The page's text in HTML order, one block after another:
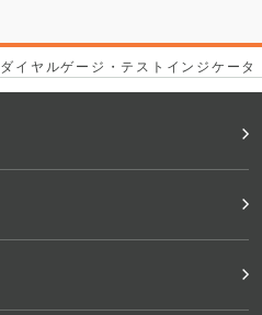
ダイヤルゲージ・テストインジケー